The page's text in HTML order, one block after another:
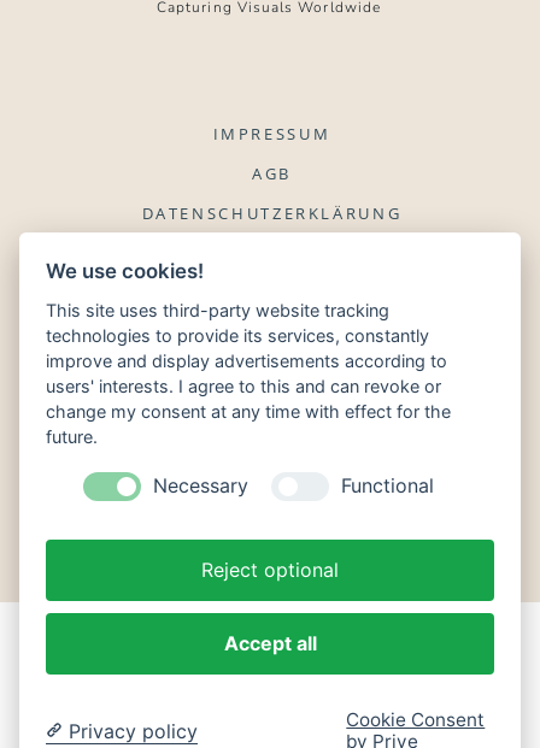
FOTOGRAF
NEWSLETTER ANMELDEN
NEWSLETTER ABMELDEN
IMPRESSUM
AGB
DATENSCHUTZERKLÄRUNG
KONTAKT
Capturing Visuals Worldwide
COPYRIGHTS 2026 © F. G. MESSENBAECK |
We use cookies!
This site uses third-party website tracking
technologies to provide its services, constantly
improve and display advertisements according to
users' interests. I agree to this and can revoke or
change my consent at any time with effect for the
future.
Necessary Functional
Reject optional
Accept all
Privacy policy
Cookie Consent
by Prive